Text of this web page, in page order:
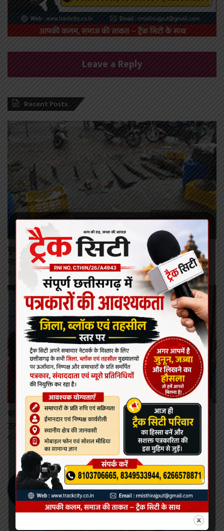
Leave a Reply
Recent Posts
बुधवारी बाजार की बदहाल व्यवस्था से व्यापारी परेशान, टूटी
नालियों से बढ़ी दुर्घटना की आशंका
August 6, 2026
गौरेला पेंड्रा मरवाही
बायोफैच इंडिया में राष्ट्रीय स्तर पर पहचान बने जीपीएम के जैविक
उत्पाद।
August 6, 2026